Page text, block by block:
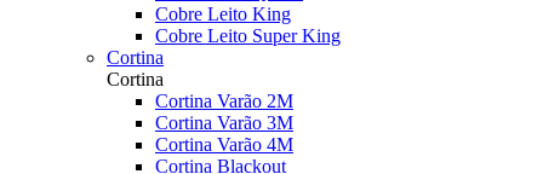
Cobre Leito King
Cobre Leito Super King
Cortina
Cortina
Cortina Varão 2M
Cortina Varão 3M
Cortina Varão 4M
Cortina Blackout